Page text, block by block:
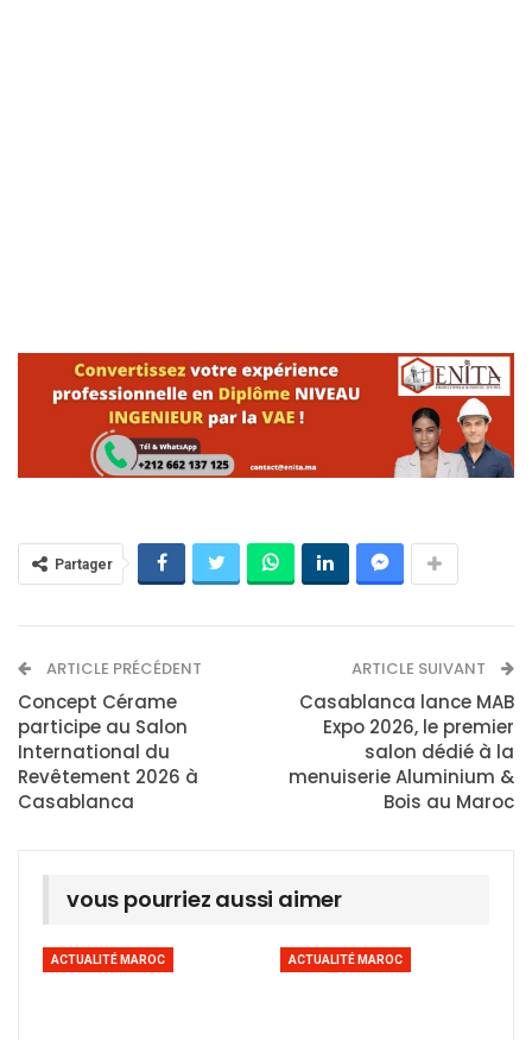
Partager
ARTICLE PRÉCÉDENT
Concept Cérame
participe au Salon
International du
Revêtement 2026 à
Casablanca
ARTICLE SUIVANT
Casablanca lance MAB
Expo 2026, le premier
salon dédié à la
menuiserie Aluminium &
Bois au Maroc
vous pourriez aussi aimer
ACTUALITÉ MAROC ACTUALITÉ MAROC